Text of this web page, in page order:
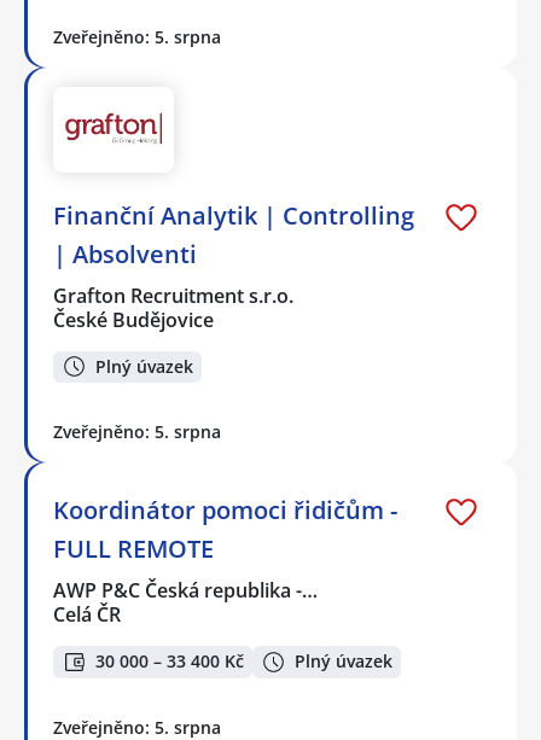
Zveřejněno: 5. srpna
Finanční Analytik | Controlling
| Absolventi
Grafton Recruitment s.r.o.
České Budějovice
Plný úvazek
Zveřejněno: 5. srpna
Koordinátor pomoci řidičům -
FULL REMOTE
AWP P&C Česká republika -…
Celá ČR
30 000 – 33 400 Kč Plný úvazek
Zveřejněno: 5. srpna